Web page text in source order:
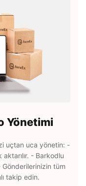
Yönetimi
uçtan uca yönetin: -
- Barkodlu
Gönderilerinizin tüm
takip edin.